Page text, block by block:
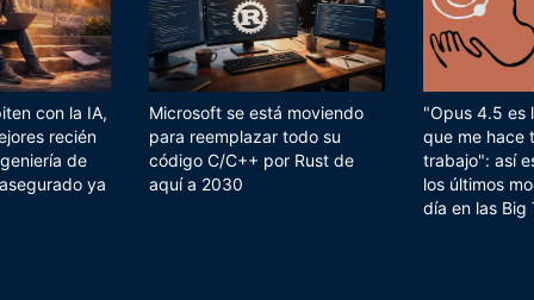
con la IA,
recién
de
ya
Microsoft se está moviendo
para reemplazar todo su
código C/C++ por Rust de
aquí a 2030
"Opus 4.5 es
que me hace
trabajo": así
los últimos
día en las Big